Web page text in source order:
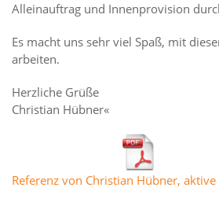
Alleinauftrag und Innenprovision
Es macht uns sehr viel Spaß, mit
arbeiten.
Herzliche Grüße
Christian Hübner«
Referenz von Christian Hübner, aktive